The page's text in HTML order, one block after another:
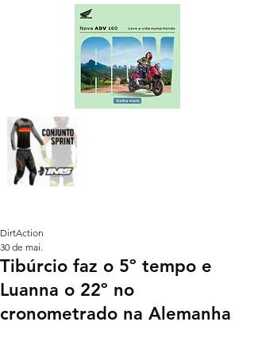
Tibúrcio faz o 5º tempo e
Luanna o 22º no
cronometrado na Alemanha
DirtAction
30 de mai.